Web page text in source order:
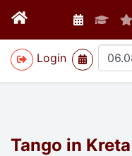
Login
>
Tango in Kreta